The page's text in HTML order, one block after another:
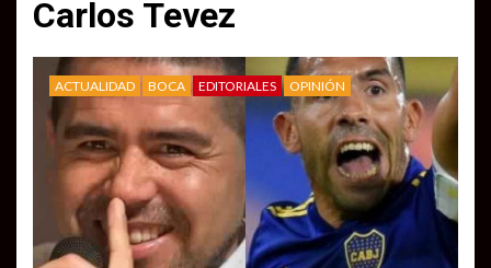
Carlos Tevez
ACTUALIDAD BOCA EDITORIALES OPINIÓN